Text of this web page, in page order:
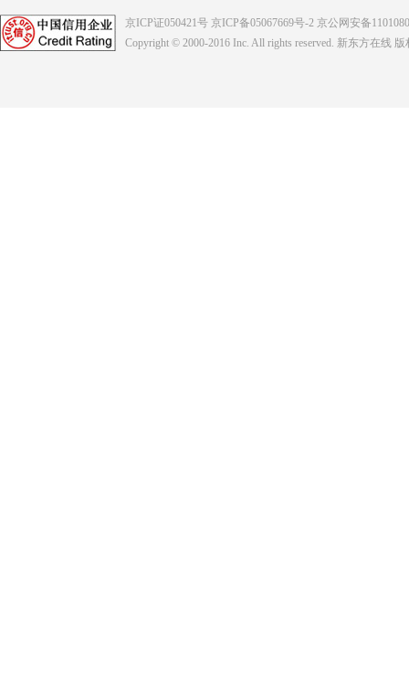
京ICP证050421号 京ICP备05067669号-2 京公网安备
Copyright © 2000-2016 Inc. All rights reserved. 新东方在线